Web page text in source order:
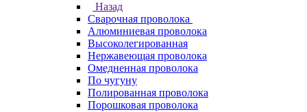
Назад
Сварочная проволока
Алюминиевая проволока
Высоколегированная
Нержавеющая проволока
Омедненная проволока
По чугуну
Полированная проволока
Порошковая проволока